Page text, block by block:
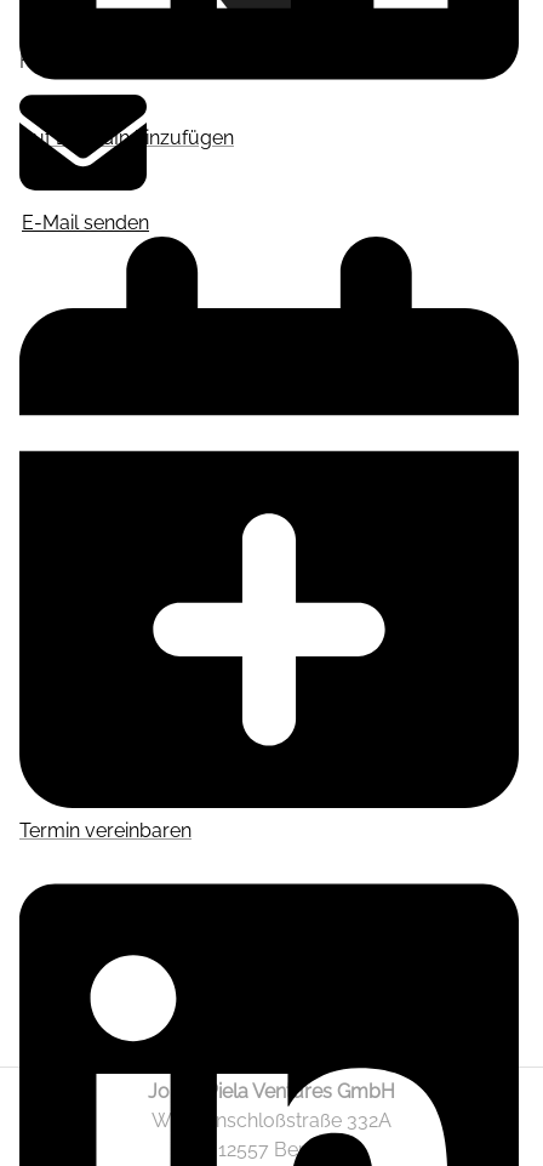
Auf LinkedIn hinzufügen
Frankfurt am Main
E-Mail senden
Termin vereinbaren
Jonas Piela Ventures GmbH
Wendenschloßstraße 332A
12557 Berlin